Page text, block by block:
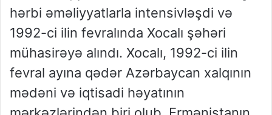
hərbi əməliyyatlarla intensivləşdi və
1992-ci ilin fevralında Xocalı şəhəri
mühasirəyə alındı. Xocalı, 1992-ci ilin
fevral ayına qədər Azərbaycan xalqının
mədəni və iqtisadi həyatının